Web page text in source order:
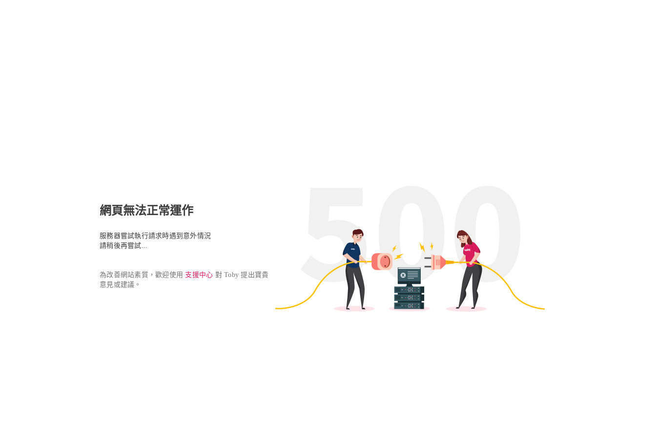
網頁無法正常運作
服務器嘗試執行請求時遇到意外情況
請稍後再嘗試...
為改善網站素質，歡迎使用 支援中心 對 Toby 提出寶貴
意見或建議。